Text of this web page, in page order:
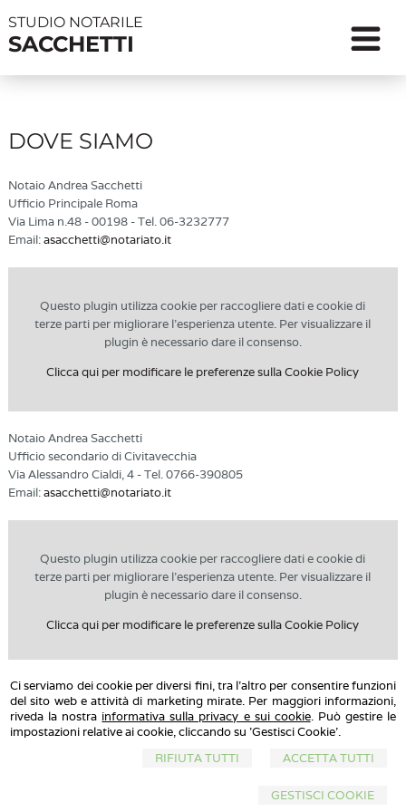
Ci serviamo dei cookie per diversi fini, tra l'altro per consentire funzioni
del sito web e attività di marketing mirate. Per maggiori informazioni,
riveda la nostra informativa sulla privacy e sui cookie. Può gestire le
impostazioni relative ai cookie, cliccando su 'Gestisci Cookie'.
ACCETTA TUTTI
RIFIUTA TUTTI
GESTISCI COOKIE
STUDIO NOTARILE
SACCHETTI
DOVE SIAMO
Notaio Andrea Sacchetti
Ufficio Principale Roma
Via Lima n.48 - 00198 - Tel. 06-3232777
Email:asacchetti@notariato.it
Questo plugin utilizza cookie per raccogliere dati e cookie di
terze parti per migliorare l'esperienza utente. Per visualizzare il
plugin è necessario dare il consenso.
Clicca qui per modificare le preferenze sulla Cookie Policy
Notaio Andrea Sacchetti
Ufficio secondario di Civitavecchia
Via Alessandro Cialdi, 4 - Tel. 0766-390805
Email:asacchetti@notariato.it
Questo plugin utilizza cookie per raccogliere dati e cookie di
terze parti per migliorare l'esperienza utente. Per visualizzare il
plugin è necessario dare il consenso.
Clicca qui per modificare le preferenze sulla Cookie Policy
Studio Notarile Sacchetti
Sede di Roma
: Via Lima n.48 - 00198 - Tel. 063232777
asacchetti@notariato.it
© 2026 Copyright Studio Notarile Sacchetti. Tutti i diritti riservati | P.IVA
Gestisci Cookie-Credits